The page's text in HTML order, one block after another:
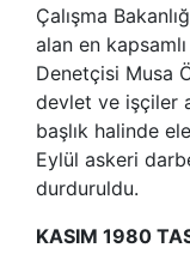
Çalışma
alan en
Denetçisi Musa
devlet ve işçiler
başlık halinde
Eylül askeri
durduruldu.
KASIM 1980